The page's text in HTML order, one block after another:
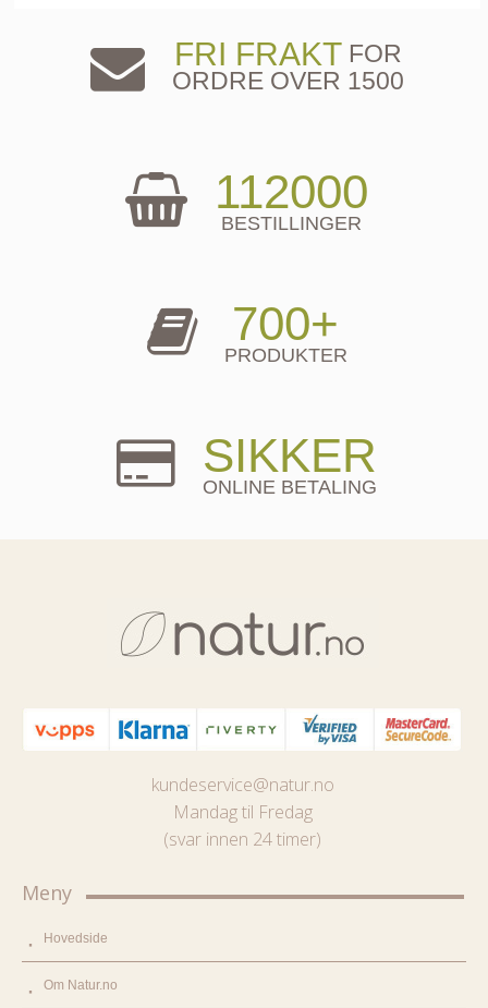
FRI FRAKTFOR
ORDRE OVER 1500
112000
BESTILLINGER
700+
PRODUKTER
SIKKER
ONLINE BETALING
kundeservice@natur.no
Mandag til Fredag
(svar innen 24 timer)
Meny
Hovedside
Om Natur.no